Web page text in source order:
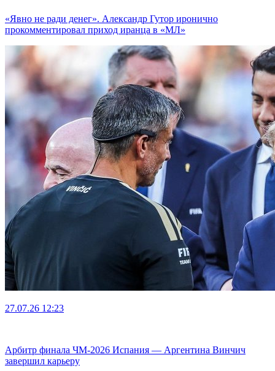
«Явно не ради денег». Александр Гутор иронично
прокомментировал приход иранца в «МЛ»
27.07.26 12:23
Арбитр финала ЧМ-2026 Испания — Аргентина Винчич
завершил карьеру